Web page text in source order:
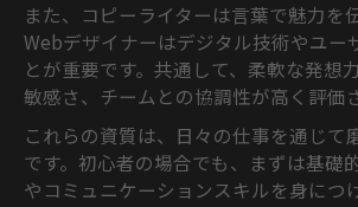
また、コピーライターは言葉で魅力を
Webデザイナーはデジタル技術やユー
とが重要です。共通して、柔軟な発想
敏感さ、チームとの協調性が高く評価
これらの資質は、日々の仕事を通じて
です。初心者の場合でも、まずは基礎
やコミュニケーションスキルを身につ